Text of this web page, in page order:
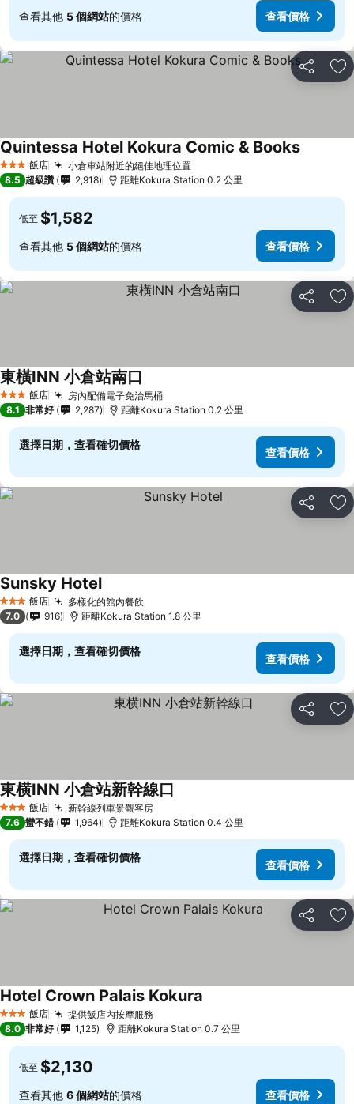
查看其他 5 個網站的價格 查看價格
分享 加
3 星級 飯店 小倉車站附近的絕佳地理位置
Quintessa Hotel Kokura Comic & Books
8.5 超級讚 2,918 距離Kokura Station 0.2 公里
低至 $1,582
查看其他 5 個網站的價格 查看價格
分享 加
3 星級 飯店 房內配備電子免治馬桶
東橫INN 小倉站南口
8.1 非常好 2,287 距離Kokura Station 0.2 公里
選擇日期，查看確切價格
查看價格
分享 加
3 星級 飯店 多樣化的館內餐飲
Sunsky Hotel
7.0 916 距離Kokura Station 1.8 公里
選擇日期，查看確切價格
查看價格
分享 加
3 星級 飯店 新幹線列車景觀客房
東横INN 小倉站新幹線口
7.6 蠻不錯 1,964 距離Kokura Station 0.4 公里
選擇日期，查看確切價格
查看價格
分享 加
3 星級 飯店 提供飯店內按摩服務
Hotel Crown Palais Kokura
8.0 非常好 1,125 距離Kokura Station 0.7 公里
低至 $2,130
查看其他 6 個網站的價格 查看價格